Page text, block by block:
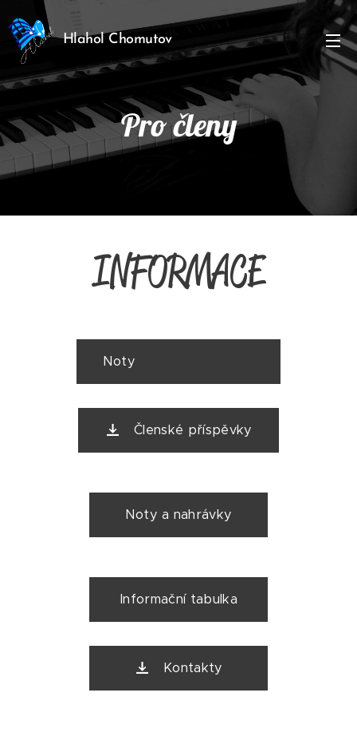
Hlahol Chomutov
Pro členy
INFORMACE
Noty
Členské příspěvky
Noty a nahrávky
Informační tabulka
Kontakty